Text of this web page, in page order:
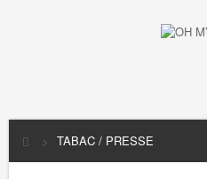
> TABAC / PRESSE